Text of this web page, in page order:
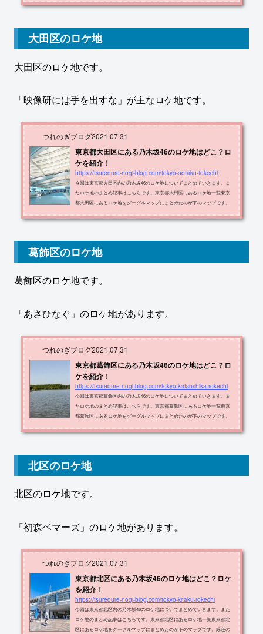
す。西葛西駅江戸川区西葛西6-14-1nogibingo101とり鉄西葛西店江戸川区 西
ibingo101小僧寿し西葛西店江戸川区 西葛西7-20-5nogibingo101葫（にんに
く）江戸川区 東葛西5-5-1nogi...
大田区のロケ地
大田区のロケ地です。
「映像研には手を出すな」が主なロケ地です。
つれのぎブログ2021.07.31
東京都大田区にある乃木坂46のロケ地はどこ？ロ
ケを紹介！
https://tsuredure-nogi-blog.com/tokyo-ootaku-tokechi
今回は東京都大田区内の乃木坂46のロケ地についてまとめていきます。ま
たロケ地のまとめ記事はこちらです。東京都大田区にあるロケ地一覧東京
都大田区にあるロケ地をグーグルマップにまとめたのが下のマップです。
地住所メディア田園調布せせらぎ公園大田区 田園調布1-53-102nd 川後陽菜
田区上池台１丁目１０ネーブルオレンジ MV西馬込駅大田区 南馬込5丁目5th
斉藤優里 個人PV湯殿公園大田...
葛飾区のロケ地
葛飾区のロケ地です。
「あさひなぐ」のロケ地があります。
つれのぎブログ2021.07.31
東京都葛飾区にある乃木坂46のロケ地はどこ？ロ
ケを紹介！
https://tsuredure-nogi-blog.com/tokyo-katsushika-rokechi
今回は東京都葛飾区内の乃木坂46のロケ地についてまとめていきます。ま
たロケ地のまとめ記事はこちらです。東京都葛飾区にあるロケ地一覧東京
都葛飾区にあるロケ地をグーグルマップにまとめたのが下のマップです。
下の表です。柴又駅葛飾区 柴又1丁目「何度目の青空か」 北野日奈子個人P
耶個人PV水元公園葛飾区 水元公園3-2あさひなぐ各ロケ地を解説していき
ます。>>ロケ地巡りのホ...
北区のロケ地
北区のロケ地です。
「初森ベマーズ」のロケ地があります。
つれのぎブログ2021.07.31
東京都北区にある乃木坂46のロケ地はどこ？ロケ
を紹介！
https://tsuredure-nogi-blog.com/tokyo-kitaku-rokechi
今回は東京都北区内の乃木坂46のロケ地についてまとめていきます。また
ロケ地のまとめ記事はこちらです。東京都北区にあるロケ地一覧東京都北
区にあるロケ地をグーグルマップにまとめたのが下のマップです。緑色の